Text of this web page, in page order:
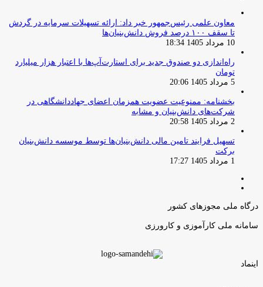
معاون علمی رئیس‌جمهور خبر داد: ارائه تسهیلات سرمایه در گردش
تا سقف ۱۰۰ درصد فروش دانش‌بنیان‌ها
10 مرداد 1405 18:34
راه‌اندازی دو صندوق جدید برای استارت‌آپ‌ها با اعتبار هزار میلیارد
تومان
5 مرداد 1405 20:06
بخشنامه: ممنوعیت عضویت همزمان اعضای جهاددانشگاهی در
شرکت‌های دانش‌بنیان و مشابه
2 مرداد 1405 20:58
تسهیل فرایند تامین مالی دانش‌بنیان‌ها توسط موسسه دانش‌بنیان
برکت
1 مرداد 1405 17:27
درگاه ملی مجوزهای کشور
سامانه ملی کارآموزی و کارورزی
اینماد